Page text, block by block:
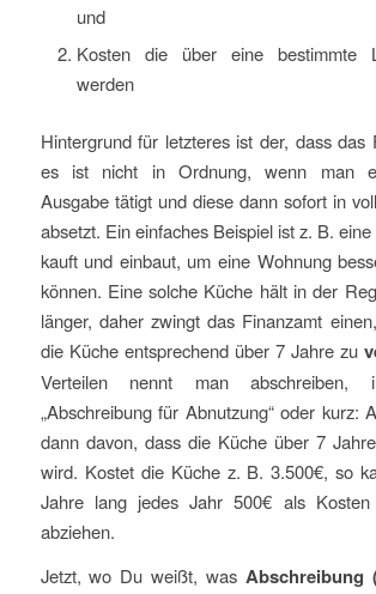
und
Kosten die über eine bestimmte
werden
Hintergrund für letzteres ist der, dass das
es ist nicht in Ordnung, wenn man
Ausgabe tätigt und diese dann sofort in
absetzt. Ein einfaches Beispiel ist z. B.
kauft und einbaut, um eine Wohnung
können. Eine solche Küche hält in der
länger, daher zwingt das Finanzamt
die Küche entsprechend über 7 Jahre zu
Verteilen nennt man abschreiben,
„Abschreibung für Abnutzung“ oder kurz:
dann davon, dass die Küche über 7
wird. Kostet die Küche z. B. 3.500€, so
Jahre lang jedes Jahr 500€ als Kosten
abziehen.
Jetzt, wo Du weißt, was Abschreibung